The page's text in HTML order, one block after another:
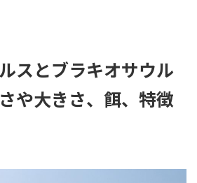
スとブラキオサウル
や大きさ、餌、特徴